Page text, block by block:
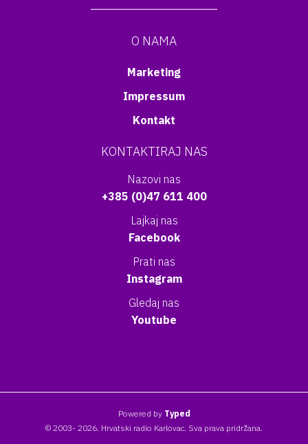
O NAMA
Marketing
Impressum
Kontakt
KONTAKTIRAJ NAS
Nazovi nas
+385 (0)47 611 400
Lajkaj nas
Facebook
Prati nas
Instagram
Gledaj nas
Youtube
Powered by Typed
© 2003- 2026. Hrvatski radio Karlovac. Sva prava pridržana.